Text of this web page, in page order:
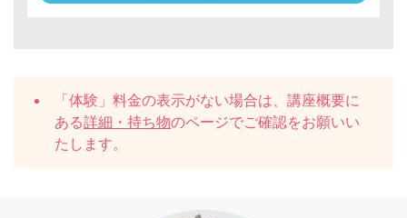
「体験」料金の表示がない場合は、講座概要に
ある詳細・持ち物のページでご確認をお願いい
たします。